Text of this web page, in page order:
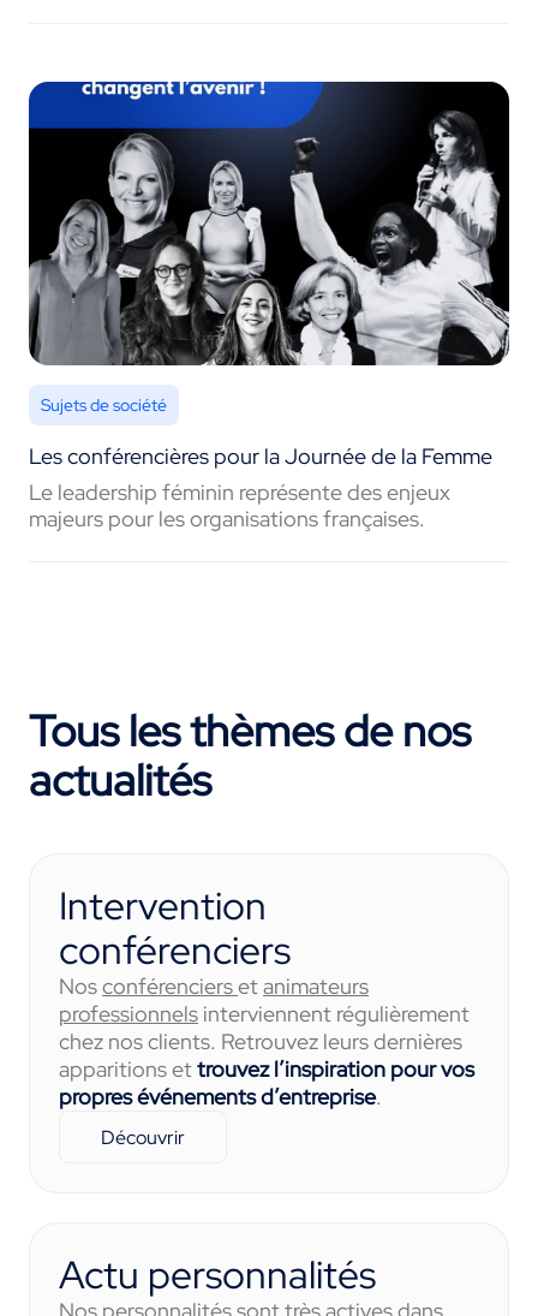
Sujets de société
Les conférencières pour la Journée de la Femme
Le leadership féminin représente des enjeux
majeurs pour les organisations françaises.
Tous les thèmes de nos
actualités
Intervention
conférenciers
Nosconférenciersetanimateurs
professionnels interviennent régulièrement
chez nos clients. Retrouvez leurs dernières
apparitions ettrouvez l’inspiration pour vos
propres événements d’entreprise.
Découvrir
Actu personnalités